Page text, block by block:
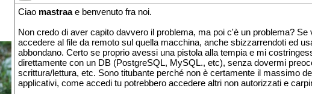
Ciao mastraae benvenuto fra noi.
Non credo di aver capito davvero il problema, ma poi c'è un problema?
accedere al file da remoto sul quella macchina, anche sbizzarrendoti ed
abbondano. Certo se proprio avessi una pistola alla tempia e mi
direttamente con un DB (PostgreSQL, MySQL., etc), senza dovermi
scrittura/lettura, etc. Sono titubante perché non è certamente il massimo
applicativi, come accedi tu potrebbero accedere altri non autorizzati e